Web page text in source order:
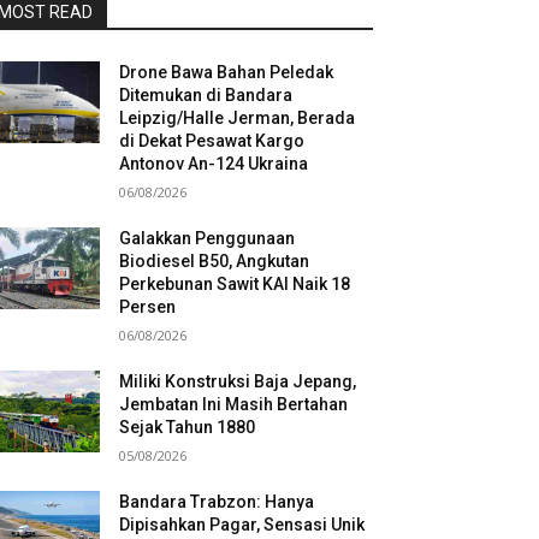
READ
Drone Bawa Bahan Peledak
Ditemukan di Bandara
Leipzig/Halle Jerman, Berada
di Dekat Pesawat Kargo
Antonov An-124 Ukraina
06/08/2026
Galakkan Penggunaan
Biodiesel B50, Angkutan
Perkebunan Sawit KAI Naik 18
Persen
06/08/2026
Miliki Konstruksi Baja Jepang,
Jembatan Ini Masih Bertahan
Sejak Tahun 1880
05/08/2026
Bandara Trabzon: Hanya
Dipisahkan Pagar, Sensasi Unik